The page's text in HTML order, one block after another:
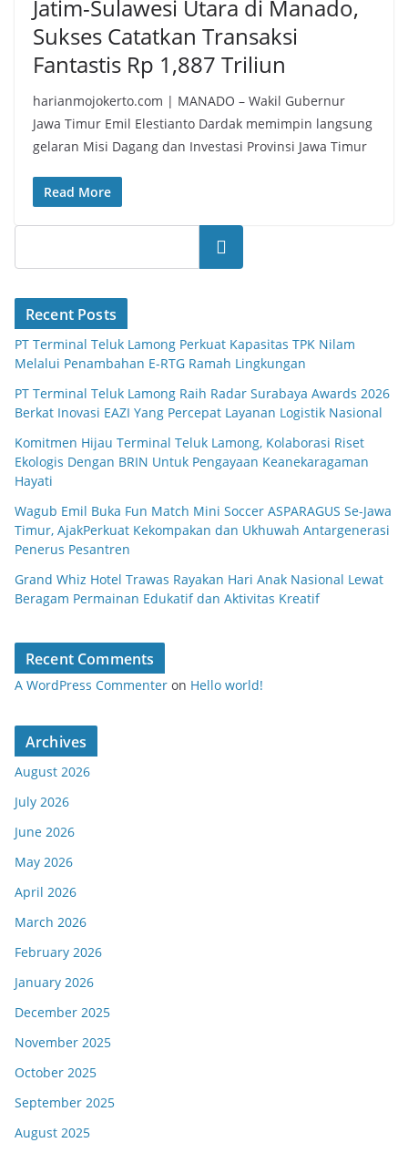
Jatim-Sulawesi Utara di Manado,
Sukses Catatkan Transaksi
Fantastis Rp 1,887 Triliun
harianmojokerto.com | MANADO – Wakil Gubernur
Jawa Timur Emil Elestianto Dardak memimpin langsung
gelaran Misi Dagang dan Investasi Provinsi Jawa Timur
Read More
Search
Recent Posts
PT Terminal Teluk Lamong Perkuat Kapasitas TPK Nilam
Melalui Penambahan E-RTG Ramah Lingkungan
PT Terminal Teluk Lamong Raih Radar Surabaya Awards 2026
Berkat Inovasi EAZI Yang Percepat Layanan Logistik Nasional
Komitmen Hijau Terminal Teluk Lamong, Kolaborasi Riset
Ekologis Dengan BRIN Untuk Pengayaan Keanekaragaman
Hayati
Wagub Emil Buka Fun Match Mini Soccer ASPARAGUS Se-Jawa
Timur, AjakPerkuat Kekompakan dan Ukhuwah Antargenerasi
Penerus Pesantren
Grand Whiz Hotel Trawas Rayakan Hari Anak Nasional Lewat
Beragam Permainan Edukatif dan Aktivitas Kreatif
Recent Comments
A WordPress Commenter on Hello world!
Archives
August 2026
July 2026
June 2026
May 2026
April 2026
March 2026
February 2026
January 2026
December 2025
November 2025
October 2025
September 2025
August 2025